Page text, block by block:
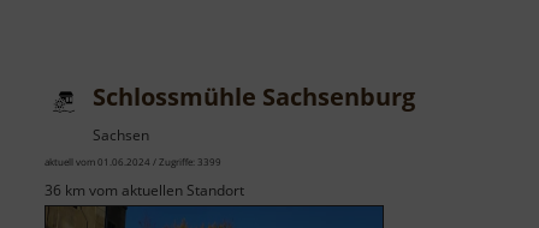
Schlossmühle Sachsenburg
Sachsen
aktuell vom 01.06.2024 / Zugriffe: 3399
36 km vom aktuellen Standort